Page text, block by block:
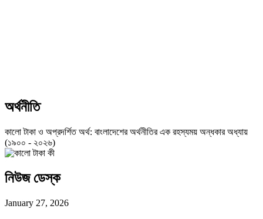
অর্থনীতি
কালো টাকা ও অপ্রদর্শিত অর্থ: বাংলাদেশের অর্থনীতির এক রহস্যময় অন্ধকার অধ্যায়
(১৯০০ - ২০২৬)
নিউজ ডেস্ক
January 27, 2026